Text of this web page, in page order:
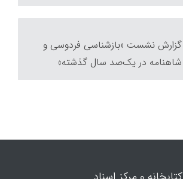
گزارش نشست «بازشناسی فردوسی و
شاهنامه در یک‌صد سال گذشته»